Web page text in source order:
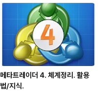
메타트레이더 4. 체계정리. 활용
법/지식.